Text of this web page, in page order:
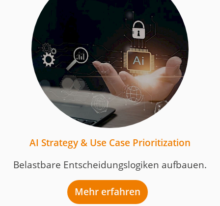
AI Strategy & Use Case Prioritization
Belastbare Entscheidungslogiken aufbauen.
Mehr erfahren